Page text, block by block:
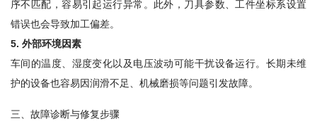
序不匹配，容易引起运行异常。此外，刀具参数、工件坐标系设置
错误也会导致加工偏差。
5. 外部环境因素
车间的温度、湿度变化以及电压波动可能干扰设备运行。长期未维
护的设备也容易因润滑不足、机械磨损等问题引发故障。
三、故障诊断与修复步骤